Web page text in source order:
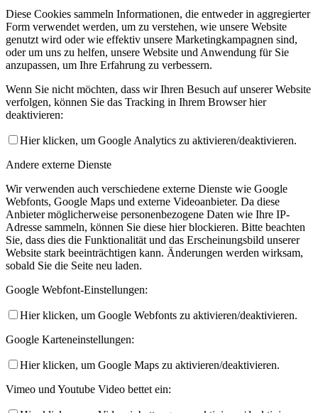
Diese Cookies sammeln Informationen, die entweder in aggregierter
Form verwendet werden, um zu verstehen, wie unsere Website
genutzt wird oder wie effektiv unsere Marketingkampagnen sind,
oder um uns zu helfen, unsere Website und Anwendung für Sie
anzupassen, um Ihre Erfahrung zu verbessern.
Wenn Sie nicht möchten, dass wir Ihren Besuch auf unserer Website
verfolgen, können Sie das Tracking in Ihrem Browser hier
deaktivieren:
Hier klicken, um Google Analytics zu aktivieren/deaktivieren.
Andere externe Dienste
Wir verwenden auch verschiedene externe Dienste wie Google
Webfonts, Google Maps und externe Videoanbieter. Da diese
Anbieter möglicherweise personenbezogene Daten wie Ihre IP-
Adresse sammeln, können Sie diese hier blockieren. Bitte beachten
Sie, dass dies die Funktionalität und das Erscheinungsbild unserer
Website stark beeinträchtigen kann. Änderungen werden wirksam,
sobald Sie die Seite neu laden.
Google Webfont-Einstellungen:
Hier klicken, um Google Webfonts zu aktivieren/deaktivieren.
Google Karteneinstellungen:
Hier klicken, um Google Maps zu aktivieren/deaktivieren.
Vimeo und Youtube Video bettet ein: